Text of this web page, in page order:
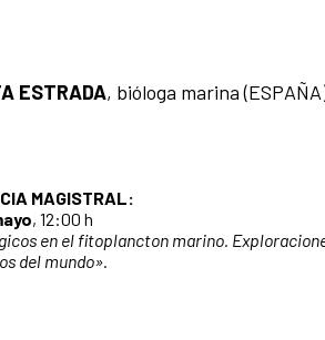
ESTRADA, bióloga marina
MAGISTRAL:
, 12:00 h
en el fitoplancton marino.
del mundo».